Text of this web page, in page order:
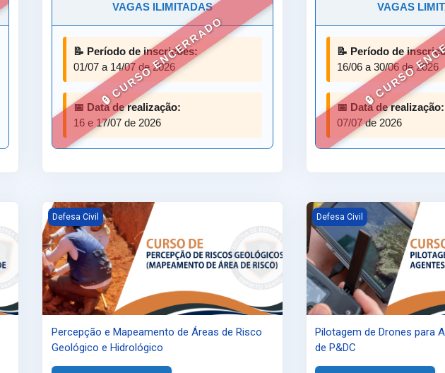
🔒 CURSO ENCERRADO
VAGAS ILIMITADAS
📝 Período de inscrições:
01/07 a 14/07 de 2026
📅 Data de realização:
16 e 17/07 de 2026
🔒 CURSO
VAGAS
📝 Período de
16/06 a 30/06 de 2026
📅 Data de realização:
07/07 de 2026
de Simulado
Percepção e Mapeamento de Áreas de Risco Geológico e Hidrológico
Defesa Civil
Percepção e Mapeamento de Áreas de Risco
Geológico e Hidrológico
Pilotagem de Drones para
Defesa Civil
Pilotagem de Drones para
de P&DC